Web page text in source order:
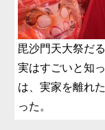
毘沙門天大祭だ
実はすごいと知
は、実家を離れ
った。